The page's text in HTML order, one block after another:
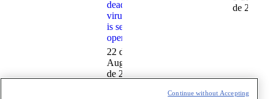
deadliest
viruses
is set to
open
22 de
August
de 2024
de 2024
Continue without Accepting